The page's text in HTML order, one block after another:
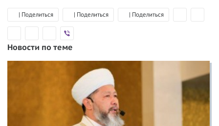
| Поделиться | Поделиться | Поделиться
Новости по теме